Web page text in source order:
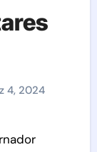
4, 2024